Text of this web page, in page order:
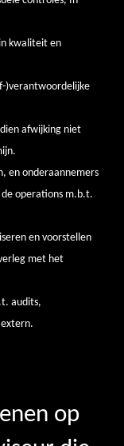
kwaliteit en
)verantwoordelijke
afwijking niet
en onderaannemers
de operations m.b.t.
en voorstellen
met het
audits,
op